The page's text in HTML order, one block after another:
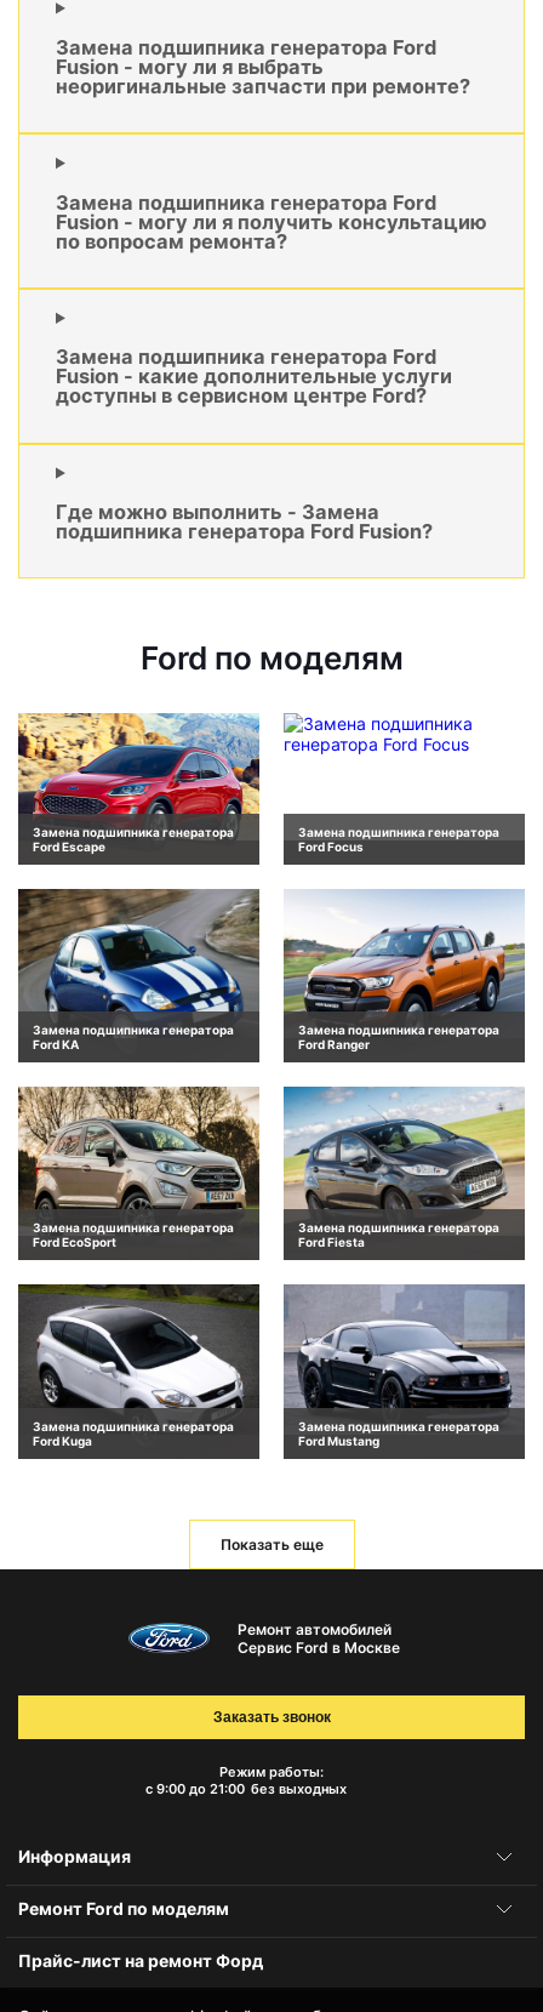
Замена подшипника генератора Ford
Fusion - могу ли я выбрать
неоригинальные запчасти при ремонте?
Замена подшипника генератора Ford
Fusion - могу ли я получить консультацию
по вопросам ремонта?
Замена подшипника генератора Ford
Fusion - какие дополнительные услуги
доступны в сервисном центре Ford?
Где можно выполнить - Замена
подшипника генератора Ford Fusion?
Ford по моделям
Замена подшипника генератора
Ford Escape
Замена подшипника генератора
Ford Focus
Замена подшипника генератора
Ford KA
Замена подшипника генератора
Ford Ranger
Замена подшипника генератора
Ford EcoSport
Замена подшипника генератора
Ford Fiesta
Замена подшипника генератора
Ford Kuga
Замена подшипника генератора
Ford Mustang
Показать еще
Ремонт автомобилей
Сервис Ford в Москве
Режим работы:
с 9:00 до 21:00 без выходных
Заказать звонок
Информация
Ремонт Ford по моделям
Прайс-лист на ремонт Форд